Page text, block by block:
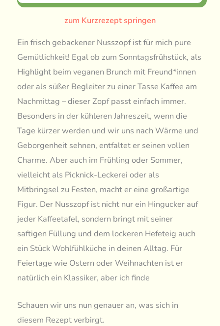
zum Kurzrezept springen
Ein frisch gebackener Nusszopf ist für mich pure
Gemütlichkeit! Egal ob zum Sonntagsfrühstück, als
Highlight beim veganen Brunch mit Freund*innen
oder als süßer Begleiter zu einer Tasse Kaffee am
Nachmittag – dieser Zopf passt einfach immer.
Besonders in der kühleren Jahreszeit, wenn die
Tage kürzer werden und wir uns nach Wärme und
Geborgenheit sehnen, entfaltet er seinen vollen
Charme. Aber auch im Frühling oder Sommer,
vielleicht als Picknick-Leckerei oder als
Mitbringsel zu Festen, macht er eine großartige
Figur. Der Nusszopf ist nicht nur ein Hingucker auf
jeder Kaffeetafel, sondern bringt mit seiner
saftigen Füllung und dem lockeren Hefeteig auch
ein Stück Wohlfühlküche in deinen Alltag. Für
Feiertage wie Ostern oder Weihnachten ist er
natürlich ein Klassiker, aber ich finde
Schauen wir uns nun genauer an, was sich in
diesem Rezept verbirgt.